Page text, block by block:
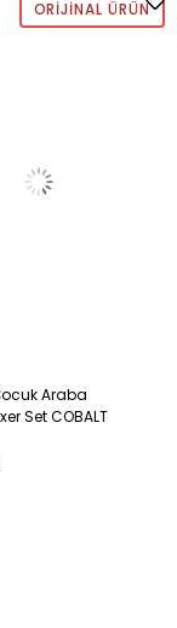
ORIJINAL ÜRÜN
Araba
Set COBALT